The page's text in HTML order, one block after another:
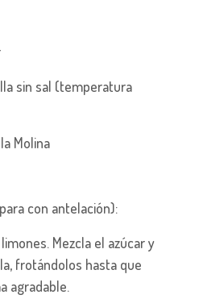
sin sal (temperatura
Molina
con antelación):
Mezcla el azúcar y
frotándolos hasta que
agradable.